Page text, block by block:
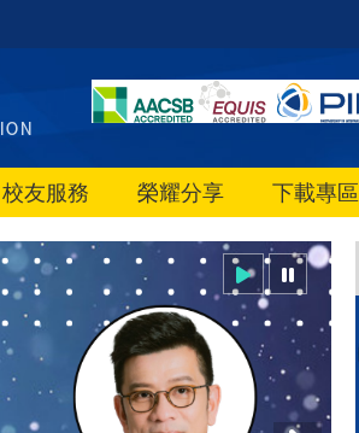
校友服務 榮耀分享 下載專區